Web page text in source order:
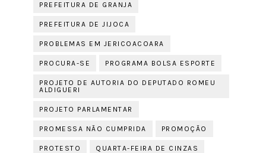
PREFEITURA DE GRANJA
PREFEITURA DE JIJOCA
PROBLEMAS EM JERICOACOARA
PROCURA-SE PROGRAMA BOLSA ESPORTE
PROJETO DE AUTORIA DO DEPUTADO ROMEU
ALDIGUERI
PROJETO PARLAMENTAR
PROMESSA NÃO CUMPRIDA PROMOÇÃO
PROTESTO QUARTA-FEIRA DE CINZAS